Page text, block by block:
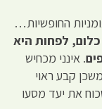
החופשיות…
לפחות היא
. אינני מכחיש
קבע ראוי
את יעד מסעו